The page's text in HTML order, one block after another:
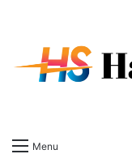
Menu